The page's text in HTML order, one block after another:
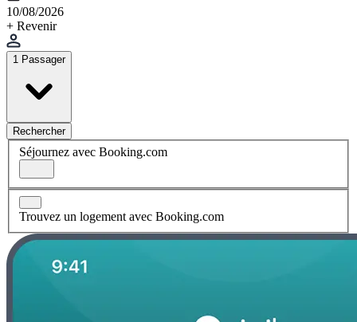
10/08/2026
+ Revenir
1 Passager
Rechercher
Séjournez avec Booking.com
Trouvez un logement avec Booking.com